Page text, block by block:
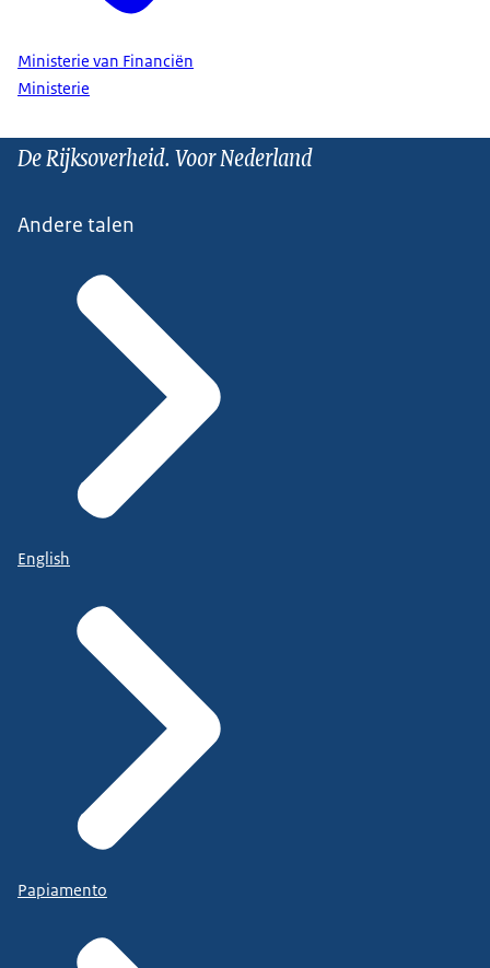
Ministerie van Financiën
Ministerie
De Rijksoverheid. Voor Nederland
Andere talen
English
Papiamento